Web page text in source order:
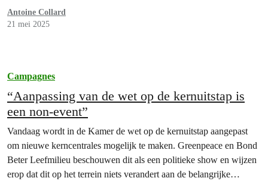
(GSR) heeft DEME al miljoenen geïnvesteerd in deze schadelijke
en onzekere industrie, ten koste van haar financiële gezondheid,
Antoine Collard
21 mei 2025
Campagnes
“Aanpassing van de wet op de kernuitstap is
een non-event”
Vandaag wordt in de Kamer de wet op de kernuitstap aangepast
om nieuwe kerncentrales mogelijk te maken. Greenpeace en Bond
Beter Leefmilieu beschouwen dit als een politieke show en wijzen
erop dat dit op het terrein niets verandert aan de belangrijke